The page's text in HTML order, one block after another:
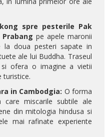
spre pesterile Pak
Prabang pe apele maronii
la doua pesteri sapate in
ale lui Buddha. Traseul
ofera o imagine a vietii
turistice.
in Cambodgia: O forma
miscarile subtile ale
din mitologia hindusa si
mai rafinate experiente